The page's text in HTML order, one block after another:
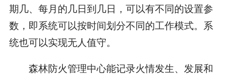
期几、每月的几日到几日，可以有不同的设置参
数，即系统可以按时间划分不同的工作模式。系
统也可以实现无人值守。
森林防火管理中心能记录火情发生、发展和